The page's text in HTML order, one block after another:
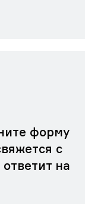
форму
с
на